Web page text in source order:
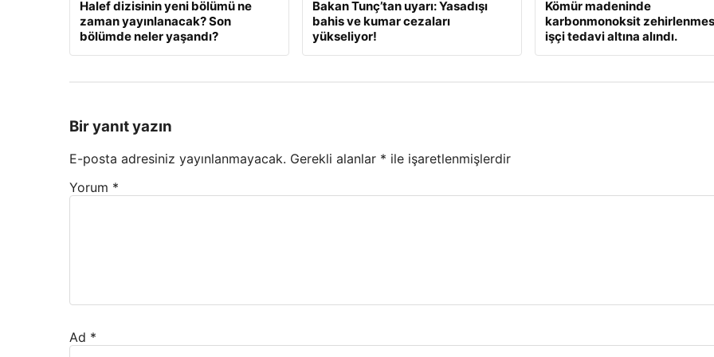
Halef dizisinin yeni bölümü ne
zaman yayınlanacak? Son
bölümde neler yaşandı?
Bakan Tunç’tan uyarı: Yasadışı
bahis ve kumar cezaları
yükseliyor!
Kömür madeninde
karbonmonoksit
işçi tedavi altına alındı.
Bir yanıt yazın
E-posta adresiniz yayınlanmayacak. Gerekli alanlar * ile işaretlenmişlerdir
Yorum *
Ad *